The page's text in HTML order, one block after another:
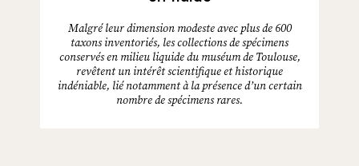
Malgré leur dimension modeste avec plus de 600
taxons inventoriés, les collections de spécimens
conservés en milieu liquide du muséum de Toulouse,
revêtent un intérêt scientifique et historique
indéniable, lié notamment à la présence d’un certain
nombre de spécimens rares.